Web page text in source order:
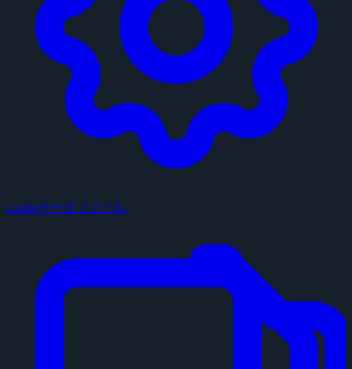
configデータファイル